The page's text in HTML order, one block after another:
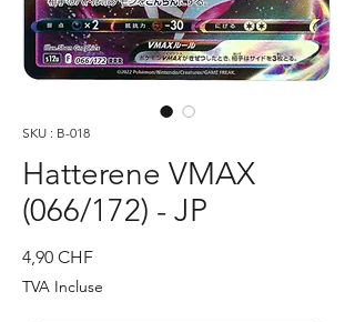
SKU : B-018
Hatterene VMAX
(066/172) - JP
4,90 CHFPrix
TVA Incluse